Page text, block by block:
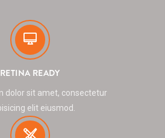
RETINA READY
dolor sit amet, consectetur
elit eiusmod.